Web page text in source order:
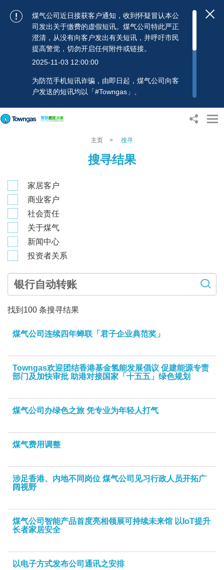
煤气公司近日接获客户通知，收到怀疑冒认本公
司发出关于缴费的虚假短讯。煤气公司特此严正
澄清，从没有向客户发出有关短讯，并呼吁市民
提高警觉，切勿开启任何附件或链接。
2025-11-03 12:00:00
为防范手机短讯诈骗，由即日起，煤气公司向客
户发送的短讯均以「#Towngas」、
启任何可疑附件或连结，并避免向来历不明的发
个人资料，以免蒙受损失。若有任何疑问，可随
邮：towngas.cs@towngas.com 查询。
主页 > 搜寻
搜寻结果
家居客户
商业客户
社会责任
关于煤气
新闻中心
投资者关系
找到 100 条搜寻结果
煤气公司连续四年蝉联「君子企业典范奖」
Towngas欢迎团结香港基金氢能发展倡议 促建能源专责
部门及加快审批 助港对接国家「十五五」绿色规划
煤气公司办绿色之旅 凭专业为年轻人打气
煤气费用调整
涉足香港、内地不同岗位 煤气公司见习行政人员开拓广
阔视野
煤气公司智能产品首度亮相领展可持续未来馆 以IoT提升
长者家居安全
以电子方式发布公司通讯之安排